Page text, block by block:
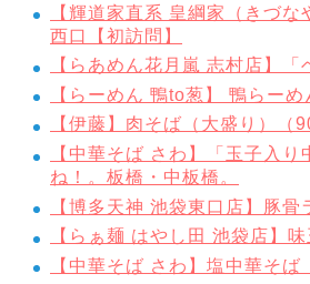
【輝道家直系 皇綱家（きづ
西口【初訪問】
【らあめん花月嵐 志村店】
【らーめん 鴨to葱】 鴨らー
【伊藤】肉そば（大盛り）（
【中華そば さわ】「玉子入
ね！。板橋・中板橋。
【博多天神 池袋東口店】豚骨
【らぁ麺 はやし田 池袋店】
【中華そば さわ】塩中華そば